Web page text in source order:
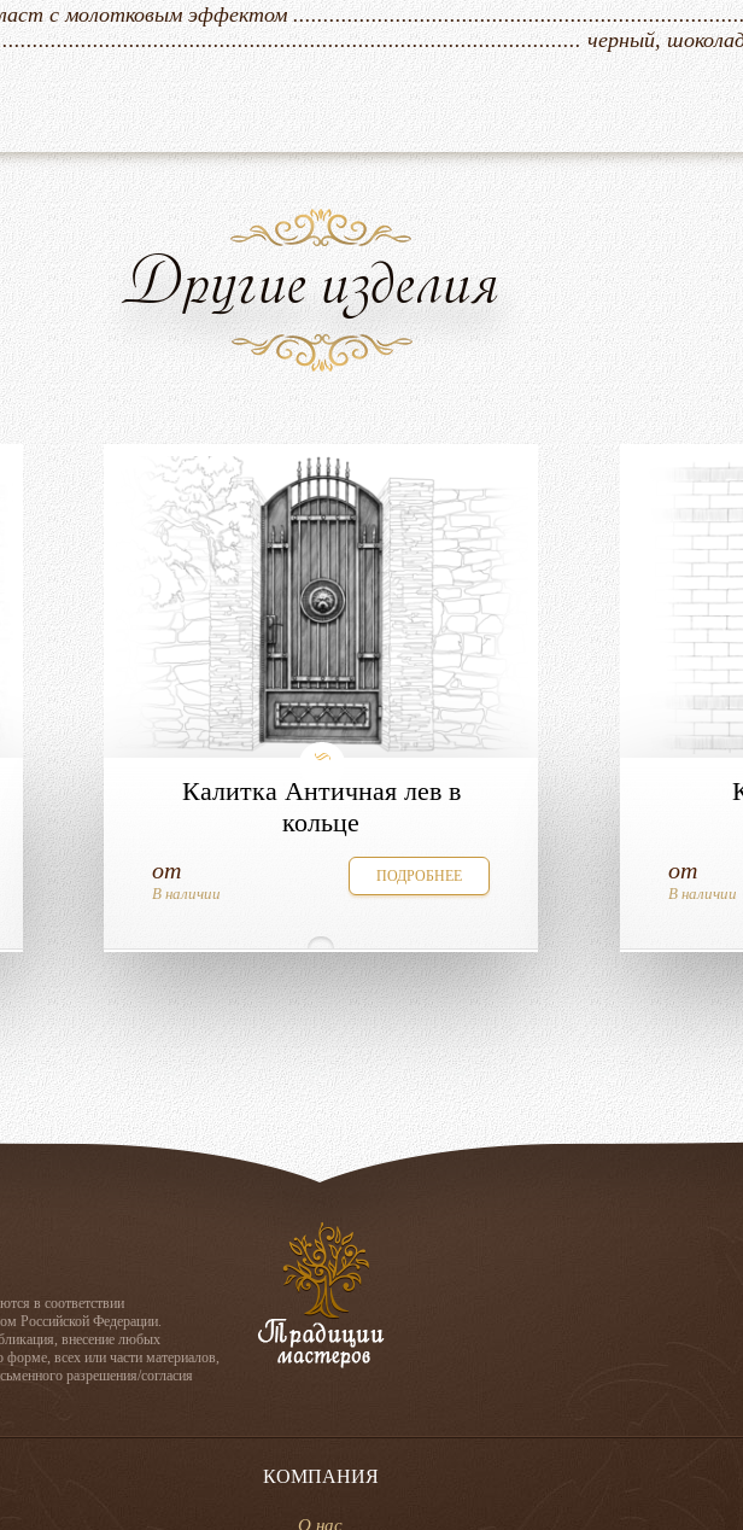
с молотковым эффектом
черный, шоколад,
Другие изделия
Калитка Античная лев в
кольце
от
В наличии
ПОДРОБНЕЕ от
В наличии
в соответствии
Российской Федерации.
внесение любых
всех или части материалов,
разрешения/согласия
КОМПАНИЯ
О нас